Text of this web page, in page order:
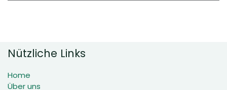
Nützliche Links
Home
Über uns